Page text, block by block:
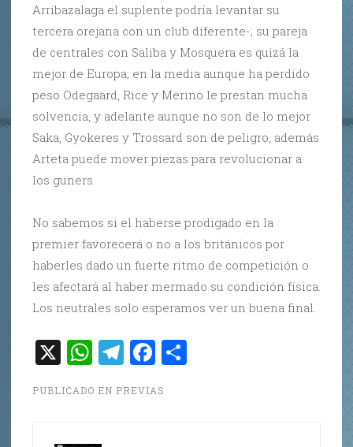
Arribazalaga el suplente podría levantar su
tercera orejana con un club diferente-; su pareja
de centrales con Saliba y Mosquera es quizá la
mejor de Europa; en la media aunque ha perdido
peso Odegaard, Rice y Merino le prestan mucha
solvencia, y adelante aunque no son de lo mejor
Saka, Gyokeres y Trossard son de peligro, además
Arteta puede mover piezas para revolucionar a
los guners.
No sabemos si el haberse prodigado en la
premier favorecerá o no a los británicos por
haberles dado un fuerte ritmo de competición o
les afectará al haber mermado su condición física.
Los neutrales solo esperamos ver un buena final.
X W
at
T
e
F
c
PUBLICADO EN PREVIAS